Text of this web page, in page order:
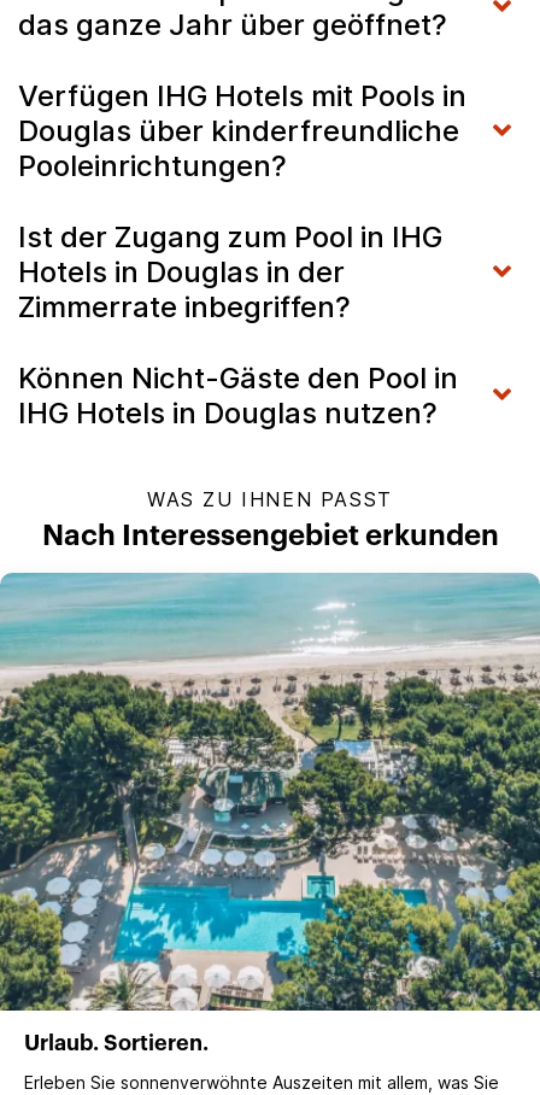
das ganze Jahr über geöffnet?
Verfügen IHG Hotels mit Pools in
Douglas über kinderfreundliche
Pooleinrichtungen?
Ist der Zugang zum Pool in IHG
Hotels in Douglas in der
Zimmerrate inbegriffen?
Können Nicht-Gäste den Pool in
IHG Hotels in Douglas nutzen?
WAS ZU IHNEN PASST
Nach Interessengebiet erkunden
Urlaub. Sortieren.
Erleben Sie sonnenverwöhnte Auszeiten mit allem, was Sie